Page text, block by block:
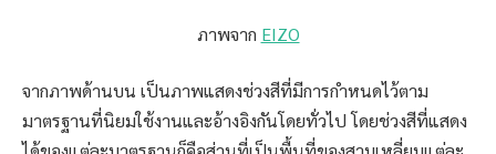
ภาพจาก EIZO
จากภาพด้านบน เป็นภาพแสดงช่วงสีที่มีการกำหนดไว้ตาม
มาตรฐานที่นิยมใช้งานและอ้างอิงกันโดยทั่วไป โดยช่วงสีที่แสดง